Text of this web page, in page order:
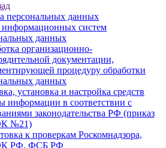
персональных данных
информационных систем
данных
организационно-
документации,
процедуру обработки
данных
установка и настройка средств
информации в соответствии с
законодательства РФ (приказ
№21)
к проверкам Роскомнадзора,
РФ, ФСБ РФ